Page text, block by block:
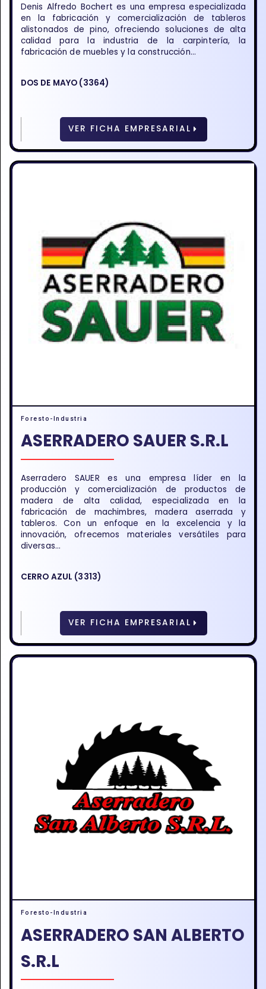
Denis Alfredo Bochert es una empresa especializada
en la fabricación y comercialización de tableros
alistonados de pino, ofreciendo soluciones de alta
calidad para la industria de la carpintería, la
fabricación de muebles y la construcción...
DOS DE MAYO (3364)
VER FICHA EMPRESARIAL
Foresto-Industria
ASERRADERO SAUER S.R.L
Aserradero SAUER es una empresa líder en la
producción y comercialización de productos de
madera de alta calidad, especializada en la
fabricación de machimbres, madera aserrada y
tableros. Con un enfoque en la excelencia y la
innovación, ofrecemos materiales versátiles para
diversas...
CERRO AZUL (3313)
VER FICHA EMPRESARIAL
Foresto-Industria
ASERRADERO SAN ALBERTO
S.R.L